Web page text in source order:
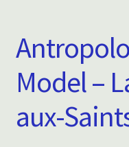
Model –
aux-